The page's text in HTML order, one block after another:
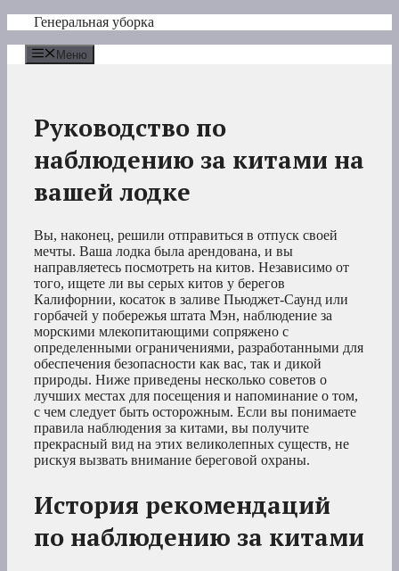
Перейти
содержимому
Генеральная уборка
Меню
Руководство по
наблюдению за китами на
вашей лодке
Вы, наконец, решили отправиться в отпуск своей
мечты. Ваша лодка была арендована, и вы
направляетесь посмотреть на китов. Независимо от
того, ищете ли вы серых китов у берегов
Калифорнии, косаток в заливе Пьюджет-Саунд или
горбачей у побережья штата Мэн, наблюдение за
морскими млекопитающими сопряжено с
определенными ограничениями, разработанными для
обеспечения безопасности как вас, так и дикой
природы. Ниже приведены несколько советов о
лучших местах для посещения и напоминание о том,
с чем следует быть осторожным. Если вы понимаете
правила наблюдения за китами, вы получите
прекрасный вид на этих великолепных существ, не
рискуя вызвать внимание береговой охраны.
История рекомендаций
по наблюдению за китами